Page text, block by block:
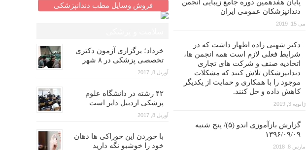
پایان هفدهمین دوره جامع زیبایی انجمن
دندانپزشکان عمومی ایران
می 15, 2019
دکتر شهنی زاده اظهار داشت که در
شرایط فعلی لازم است همه انجمن ها،
اتحادیه صنف و شرکت های تجاری
دندانپزشکان تلاش کنند که مشکلات
موجود را با همکاری و حمایت از یکدیگر
کاهش داده و حل کنند.
ژانویه 3, 2019
گزارش بازآموزی اندو (۵)/ پنج شنبه
۱۳۹۶/۰۹/۰۹
مارس 8, 2018
فروش وسایل مطب دندانپزشکی
خرداد؛ برگزاری آزمون دکتری
تخصصی پزشکی در ۸ شهر
آوریل 8, 2017
۴۲ رشته در دانشگاه علوم
پزشکی اردبیل دایر است
آوریل 8, 2017
با خوردن این خوراکی ها دهان
خود را خوشبو نگه دارید